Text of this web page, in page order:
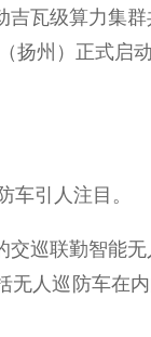
级算力集群
扬州）正式
引人注目。
联勤智能
人巡防车在